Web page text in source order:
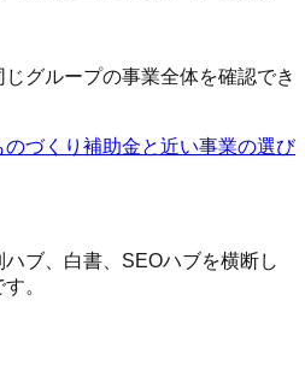
グループの事業全体を確認でき
のづくり補助金と近い事業の選び
ブ、白書、SEOハブを横断し
。